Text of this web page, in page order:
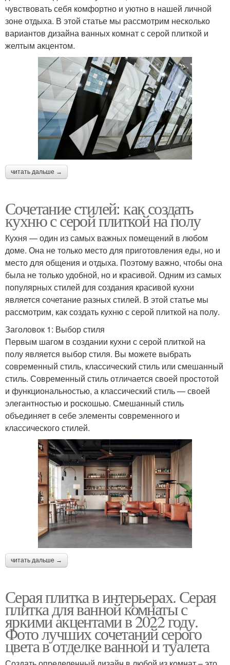
чувствовать себя комфортно и уютно в нашей личной
зоне отдыха. В этой статье мы рассмотрим несколько
вариантов дизайна ванных комнат с серой плиткой и
желтым акцентом.
читать дальше →
Сочетание стилей: как создать
кухню с серой плиткой на полу
Кухня — один из самых важных помещений в любом
доме. Она не только место для приготовления еды, но и
место для общения и отдыха. Поэтому важно, чтобы она
была не только удобной, но и красивой. Одним из самых
популярных стилей для создания красивой кухни
является сочетание разных стилей. В этой статье мы
рассмотрим, как создать кухню с серой плиткой на полу.
Заголовок 1: Выбор стиля
Первым шагом в создании кухни с серой плиткой на
полу является выбор стиля. Вы можете выбрать
современный стиль, классический стиль или смешанный
стиль. Современный стиль отличается своей простотой
и функциональностью, а классический стиль — своей
элегантностью и роскошью. Смешанный стиль
объединяет в себе элементы современного и
классического стилей.
читать дальше →
Серая плитка в интерьерах. Серая
плитка для ванной комнаты с
яркими акцентами в 2022 году.
Фото лучших сочетаний серого
цвета в отделке ванной и туалета